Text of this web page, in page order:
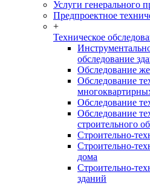
Услуги генерального
Предпроектное
+
Техническое
обследование
Обследование
Обследование
Обследование
Обследование
строительного
Строительно-
Строительно-
дома
Строительно-
зданий